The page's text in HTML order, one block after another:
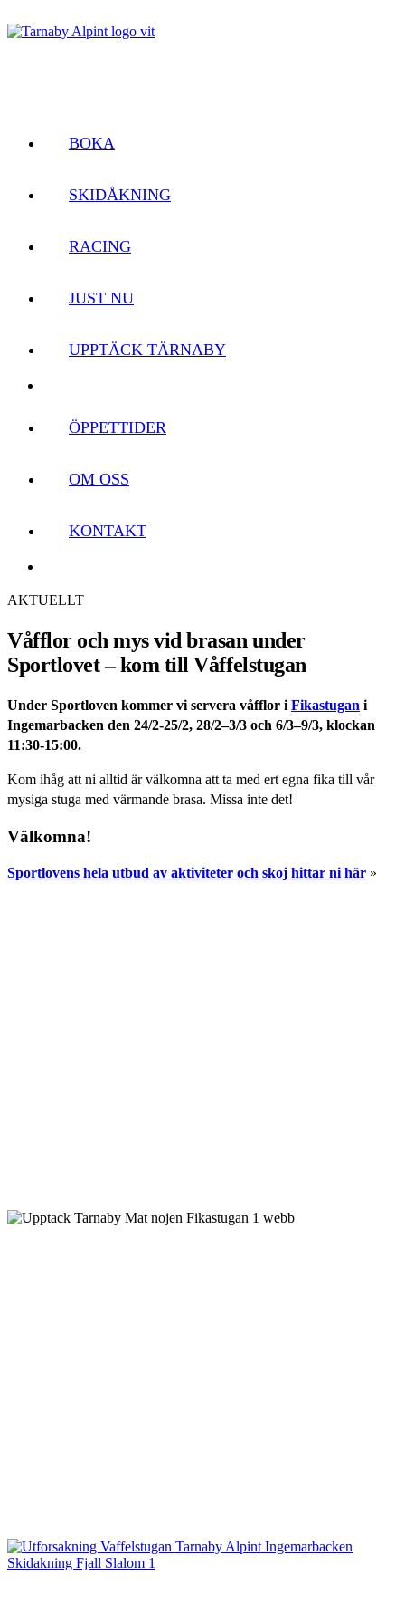
BOKA
SKIDÅKNING
RACING
JUST NU
UPPTÄCK TÄRNABY
ÖPPETTIDER
OM OSS
KONTAKT
AKTUELLT
Våfflor och mys vid brasan under
Sportlovet – kom till Våffelstugan
Under Sportloven kommer vi servera våfflor i Fikastugan i
Ingemarbacken den 24/2-25/2, 28/2–3/3 och 6/3–9/3, klockan
11:30-15:00.
Kom ihåg att ni alltid är välkomna att ta med ert egna fika till vår
mysiga stuga med värmande brasa. Missa inte det!
Välkomna!
Sportlovens hela utbud av aktiviteter och skoj hittar ni här »